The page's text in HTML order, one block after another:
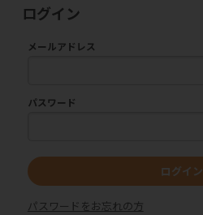
ログイン
メールアドレス
パスワード
ログイン
パスワードをお忘れの方